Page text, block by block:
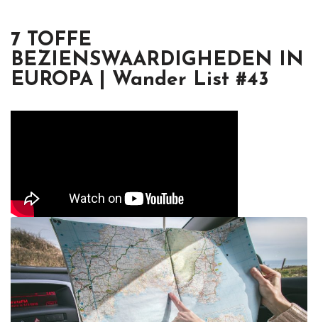
7 TOFFE
BEZIENSWAARDIGHEDEN IN
EUROPA | Wander List #43